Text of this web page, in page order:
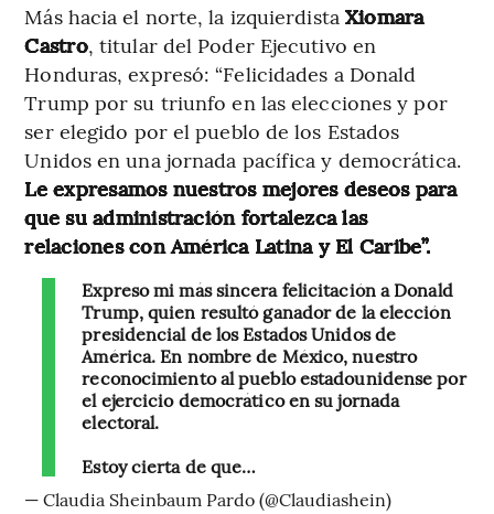
Más hacia el norte, la izquierdista Xiomara
Castro, titular del Poder Ejecutivo en
Honduras, expresó: “Felicidades a Donald
Trump por su triunfo en las elecciones y por
ser elegido por el pueblo de los Estados
Unidos en una jornada pacífica y democrática.
Le expresamos nuestros mejores deseos para
que su administración fortalezca las
relaciones con América Latina y El Caribe”.
Expreso mi más sincera felicitación a Donald
Trump, quien resultó ganador de la elección
presidencial de los Estados Unidos de
América. En nombre de México, nuestro
reconocimiento al pueblo estadounidense por
el ejercicio democrático en su jornada
electoral.
Estoy cierta de que…
— Claudia Sheinbaum Pardo (@Claudiashein)